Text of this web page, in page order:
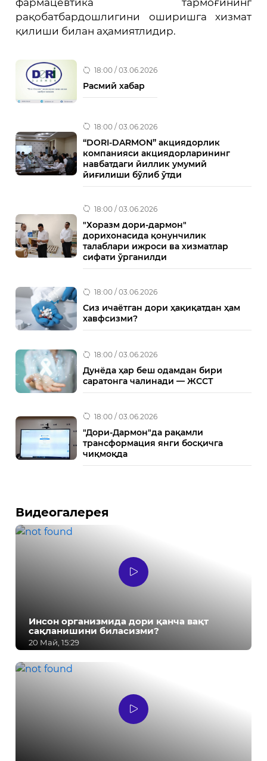
рақобатбардошлигини оширишга хизмат
қилиши билан аҳамиятлидир.
18:00 / 03.06.2026
Расмий хабар
18:00 / 03.06.2026
“DORI-DARMON” акциядорлик
компанияси акциядорларининг
навбатдаги йиллик умумий
йиғилиши бўлиб ўтди
18:00 / 03.06.2026
"Хоразм дори-дармон"
дорихонасида қонунчилик
талаблари ижроси ва хизматлар
сифати ўрганилди
18:00 / 03.06.2026
Сиз ичаётган дори ҳақиқатдан ҳам
хавфсизми?
18:00 / 03.06.2026
Дунёда ҳар беш одамдан бири
саратонга чалинади — ЖССТ
18:00 / 03.06.2026
"Дори-Дармон"да рақамли
трансформация янги босқичга
чиқмоқда
Видеогалерея
Инсон организмида дори қанча вақт
сақланишини биласизми?
20 Май, 15:29